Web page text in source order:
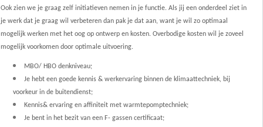
Ook zien we je graag zelf initiatieven nemen in je functie. Als jij een onderdeel ziet in
je werk dat je graag wil verbeteren dan pak je dat aan, want je wil zo optimaal
mogelijk werken met het oog op ontwerp en kosten. Overbodige kosten wil je zoveel
mogelijk voorkomen door optimale uitvoering.
MBO/ HBO denkniveau;
Je hebt een goede kennis & werkervaring binnen de klimaattechniek, bij
voorkeur in de buitendienst;
Kennis& ervaring en affiniteit met warmtepomptechniek;
Je bent in het bezit van een F- gassen certificaat;